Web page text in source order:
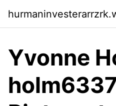
Yvonne